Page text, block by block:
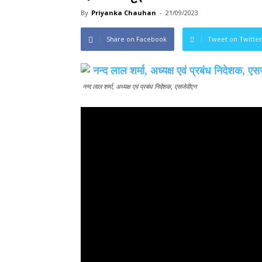
By Priyanka Chauhan - 21/09/2023
Share on Facebook Tweet on Twitter
नन्‍द लाल शर्मा, अध्‍यक्ष एवं प्रबंध निदेशक, एसजेवीएन